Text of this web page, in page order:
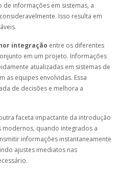
informações em sistemas, a
Isso resulta em
integração entre os diferentes
em um projeto. Informações
atualizadas em sistemas de
as equipes envolvidas. Essa
de decisões e melhora a
faceta impactante da introdução
modernos, quando integrados a
informações instantaneamente
ajustes imediatos nas